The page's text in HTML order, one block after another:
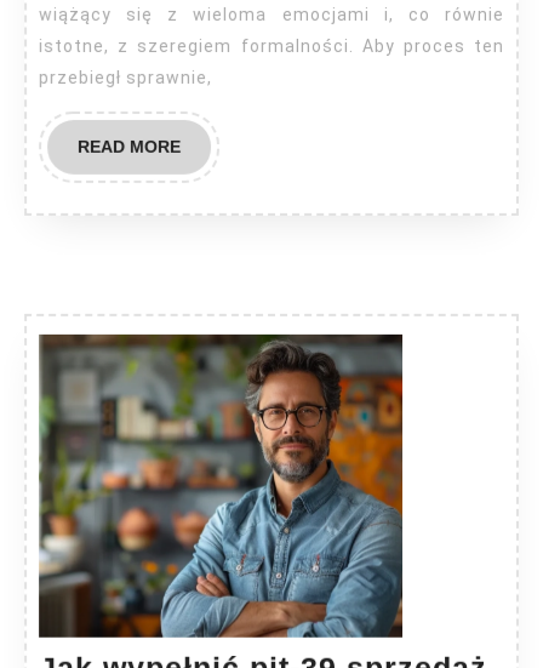
wiążący się z wieloma emocjami i, co równie
istotne, z szeregiem formalności. Aby proces ten
przebiegł sprawnie,
READ MOREREAD
MORE